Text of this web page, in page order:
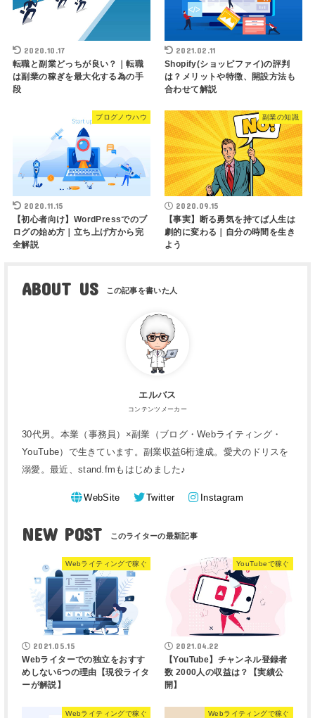
2020.10.17
転職と副業どっちが良い？｜転職
は副業の稼ぎを最大化する為の手
段
2021.02.11
Shopify(ショッピファイ)の評判
は？メリットや特徴、開設方法も
合わせて解説
ブログノウハウ
2020.11.15
【初心者向け】WordPressでのブ
ログの始め方｜立ち上げ方から完
全解説
副業の知識
2020.09.15
【事実】断る勇気を持てば人生は
劇的に変わる｜自分の時間を生き
よう
ABOUT US
エルバス
コンテンツメーカー
30代男。本業（事務員）×副業（ブログ・Webライティング・
YouTube）で生きています。副業収益6桁達成。愛犬のドリスを
溺愛。最近、stand.fmもはじめました♪
WebSite Twitter Instagram
NEW POST
Webライティングで稼ぐ
2021.05.15
Webライターでの独立をおすす
めしない6つの理由【現役ライタ
ーが解説】
YouTubeで稼ぐ
2021.04.22
【YouTube】チャンネル登録者
数 2000人の収益は？【実績公
開】
Webライティングで稼ぐ Webライティングで稼ぐ